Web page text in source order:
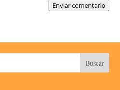
Enviar comentario